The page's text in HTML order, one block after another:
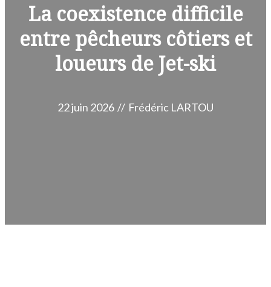
La coexistence difficile
entre pêcheurs côtiers et
loueurs de Jet-ski
22 juin 2026 // Frédéric LARTOU